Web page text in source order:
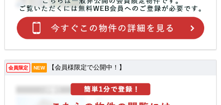
会員限定 NEW 【会員様限定で公開中！】